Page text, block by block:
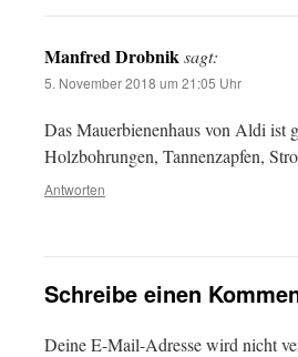
Manfred Drobniksagt:
5. November 2018 um 21:05 Uhr
Das Mauerbienenhaus von Aldi ist
Holzbohrungen, Tannenzapfen,
Antworten
Schreibe einen
Deine E-Mail-Adresse wird nicht